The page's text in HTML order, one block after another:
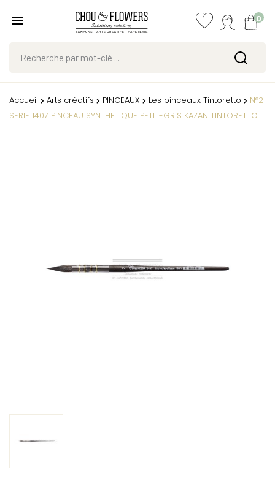
0
Accueil Arts créatifs PINCEAUX Les pinceaux Tintoretto
N°2
SERIE 1407 PINCEAU SYNTHETIQUE PETIT-GRIS KAZAN TINTORETTO